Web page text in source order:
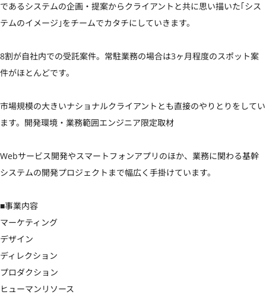
であるシステムの企画・提案からクライアントと共に思い描いた｢シス
テムのイメージ｣をチームでカタチにしていきます。
8割が自社内での受託案件。常駐業務の場合は3ヶ月程度のスポット案
件がほとんどです。
市場規模の大きいナショナルクライアントとも直接のやりとりをしてい
ます。開発環境・業務範囲エンジニア限定取材
Webサービス開発やスマートフォンアプリのほか、業務に関わる基幹
システムの開発プロジェクトまで幅広く手掛けています。
■事業内容
マーケティング
デザイン
ディレクション
プロダクション
ヒューマンリソース